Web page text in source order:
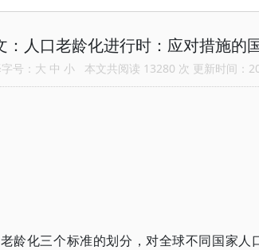
：人口老龄化进行时：应对措施的
号： 大 中 小 本文共阅读 13280 次 更新时间：
老龄化三个标准的划分，对全球不同国家